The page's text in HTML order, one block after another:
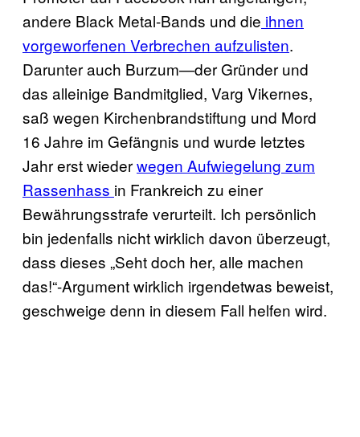
andere Black Metal-Bands und die ihnen
vorgeworfenen Verbrechen aufzulisten.
Darunter auch Burzum—der Gründer und
das alleinige Bandmitglied, Varg Vikernes,
saß wegen Kirchenbrandstiftung und Mord
16 Jahre im Gefängnis und wurde letztes
Jahr erst wiederwegen Aufwiegelung zum
Rassenhass in Frankreich zu einer
Bewährungsstrafe verurteilt. Ich persönlich
bin jedenfalls nicht wirklich davon überzeugt,
dass dieses „Seht doch her, alle machen
das!“-Argument wirklich irgendetwas beweist,
geschweige denn in diesem Fall helfen wird.